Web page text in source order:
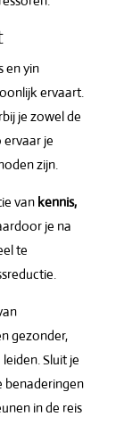
en yin
ervaart.
je zowel de
ervaar je
zijn.
van kennis,
je na
te
gezonder,
Sluit je
benaderingen
in de reis